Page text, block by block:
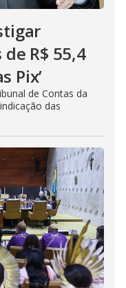
R$ 55,4
Pix’
de Contas da
das